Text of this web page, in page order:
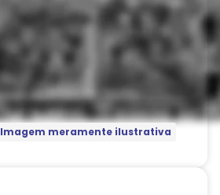
Imagem meramente ilustrativa